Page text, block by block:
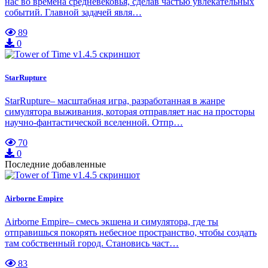
событий. Главной задачей явля…
89
0
StarRupture
StarRupture– масштабная игра, разработанная в жанре
симулятора выживания, которая отправляет нас на просторы
научно-фантастической вселенной. Отпр…
70
0
Последние добавленные
Airborne Empire
Airborne Empire– смесь экшена и симулятора, где ты
отправишься покорять небесное пространство, чтобы создать
там собственный город. Становись част…
83